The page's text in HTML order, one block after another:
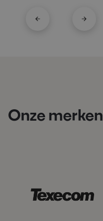
Onze merken